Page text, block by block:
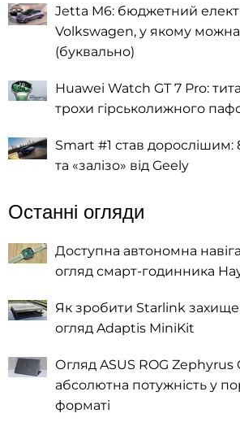
Jetta M6: бюджетний
Volkswagen, у якому
(буквально)
Huawei Watch GT 7 Pro:
трохи гірськолижного
Smart #1 став дорослішим:
та «залізо» від Geely
Останні огляди
Доступна автономна
огляд смарт-годинника
Як зробити Starlink
огляд Adaptis MiniKit
Огляд ASUS ROG Zephyrus
абсолютна потужність у
форматі